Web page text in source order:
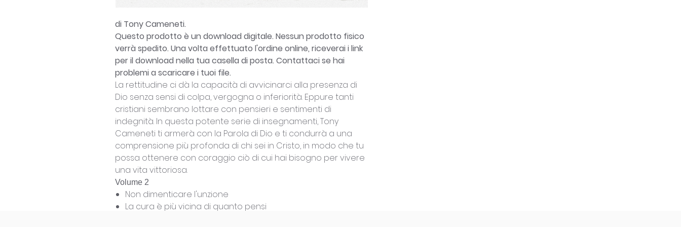
di Tony Cameneti.
Questo prodotto è un download digitale. Nessun prodotto fisico
verrà spedito. Una volta effettuato l'ordine online, riceverai i link
per il download nella tua casella di posta. Contattaci se hai
problemi a scaricare i tuoi file.
La rettitudine ci dà la capacità di avvicinarci alla presenza di
Dio senza sensi di colpa, vergogna o inferiorità. Eppure tanti
cristiani sembrano lottare con pensieri e sentimenti di
indegnità. In questa potente serie di insegnamenti, Tony
Cameneti ti armerà con la Parola di Dio e ti condurrà a una
comprensione più profonda di chi sei in Cristo, in modo che tu
possa ottenere con coraggio ciò di cui hai bisogno per vivere
una vita vittoriosa.
Volume 2
Non dimenticare l'unzione
La cura è più vicina di quanto pensi